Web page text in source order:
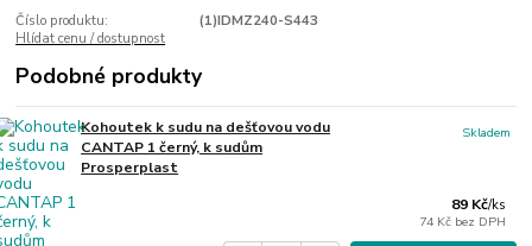
Číslo produktu:
(1)IDMZ240-S443
Hlídat cenu / dostupnost
Podobné produkty
Kohoutek k sudu na dešťovou vodu
CANTAP 1 černý, k sudům
Prosperplast
89 Kč/ks
74 Kč bez DPH
Skladem